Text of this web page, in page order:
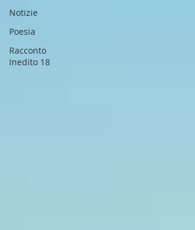
Notizie
Poesia
Racconto
Inedito 18